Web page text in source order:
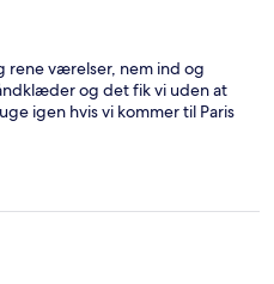
rene værelser, nem ind og
og det fik vi uden at
igen hvis vi kommer til Paris